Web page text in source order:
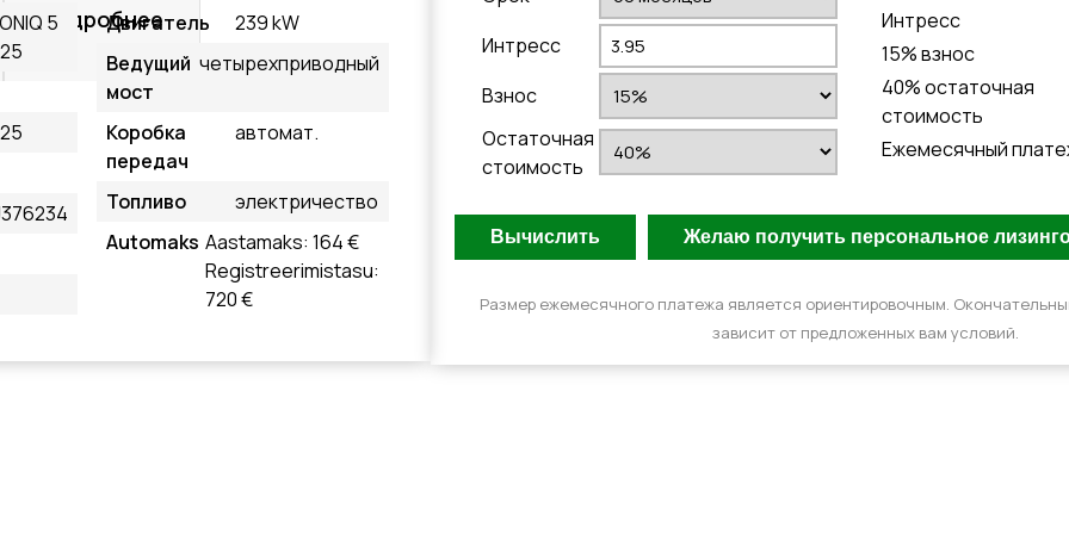
Подробнее
5
Двигатель
239 kW
Ведущий
мост
четырехприводный
Коробка
передач
автомат.
Топливо
электричество
Automaks Aastamaks: 164 €
Registreerimistasu:
720 €
Интресс
Взнос
Остаточная
стоимость
Интресс
15% взнос
40% остаточная
стоимость
Ежемесячный
Размер ежемесячного платежа является ориентировочным.
зависит от предложенных вам условий.